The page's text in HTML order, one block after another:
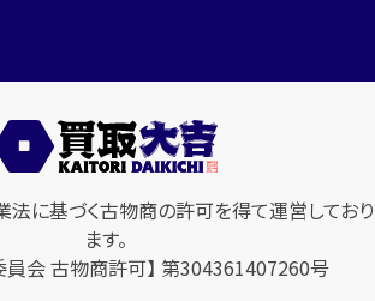
に基づく古物商の許可を得て運営しており
ます。
員会 古物商許可】 第304361407260号